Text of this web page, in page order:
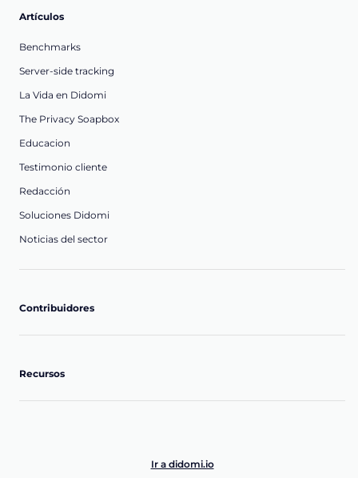
Artículos
Benchmarks
Server-side tracking
La Vida en Didomi
The Privacy Soapbox
Educacion
Testimonio cliente
Redacción
Soluciones Didomi
Noticias del sector
Contribuidores
Recursos
Ir a didomi.io